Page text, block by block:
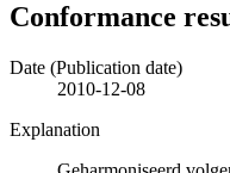
Conformance
Date (Publication date)
2010-12-08
Explanation